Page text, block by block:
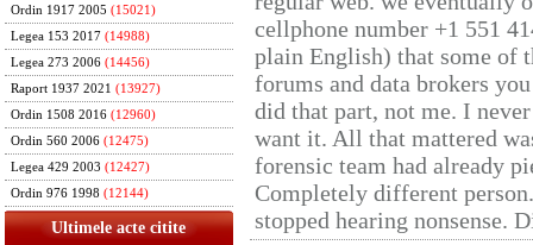
Ordin 1917 2005 (15021)
Legea 153 2017 (14988)
Legea 273 2006 (14456)
Raport 1937 2021 (13927)
Ordin 1508 2016 (12960)
Ordin 560 2006 (12475)
Legea 429 2003 (12427)
Ordin 976 1998 (12144)
Ultimele acte citite
cellphone number +1 551
plain English) that some of
forums and data brokers
did that part, not me. I
want it. All that mattered
forensic team had already
Completely different
stopped hearing nonsense.